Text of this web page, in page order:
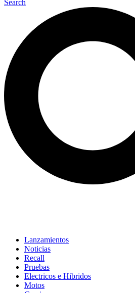
Search
Lanzamientos
Noticias
Recall
Pruebas
Electricos e Hibridos
Motos